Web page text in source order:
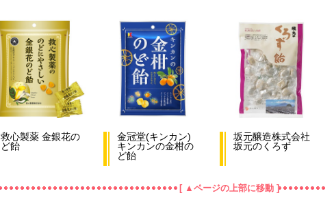
救心製薬 金銀花の
ど飴
金冠堂(キンカン)
キンカンの金柑の
ど飴
坂元醸造株式会社
坂元のくろず
[ ▲ページの上部に移動 ]